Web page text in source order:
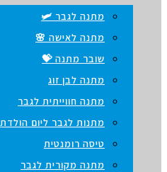
מתנה לגבר 🛩️
מתנה לאישה 🌸
שובר מתנה 💝
מתנה לבן זוג
מתנה חווייתית לגבר
מתנות לגבר ליום הולדת
טיסה רומנטית
מתנה מקורית לגבר